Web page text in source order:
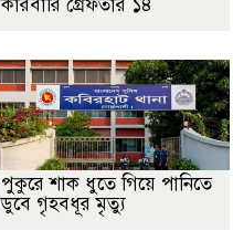
কারবারি গ্রেফতার ১৪
পুকুরে শাক ধুতে গিয়ে পানিতে
ডুবে গৃহবধূর মৃত্যু